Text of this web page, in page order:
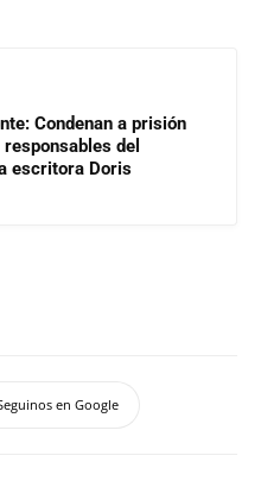
Condenan a prisión
del
escritora Doris
en Google